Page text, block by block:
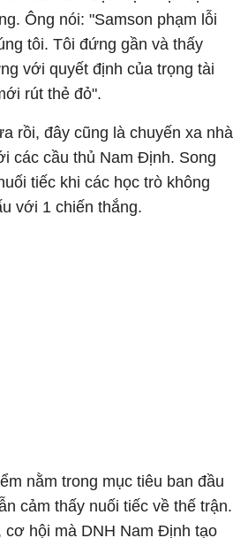
Ông nói: "Samson phạm lỗi
tôi. Tôi đứng gần và thấy
với quyết định của trọng tài
rút thẻ đỏ".
rồi, đây cũng là chuyến xa nhà
các cầu thủ Nam Định. Song
tiếc khi các học trò không
với 1 chiến thắng.
nằm trong mục tiêu ban đầu
cảm thấy nuối tiếc về thế trận.
hội mà DNH Nam Định tạo